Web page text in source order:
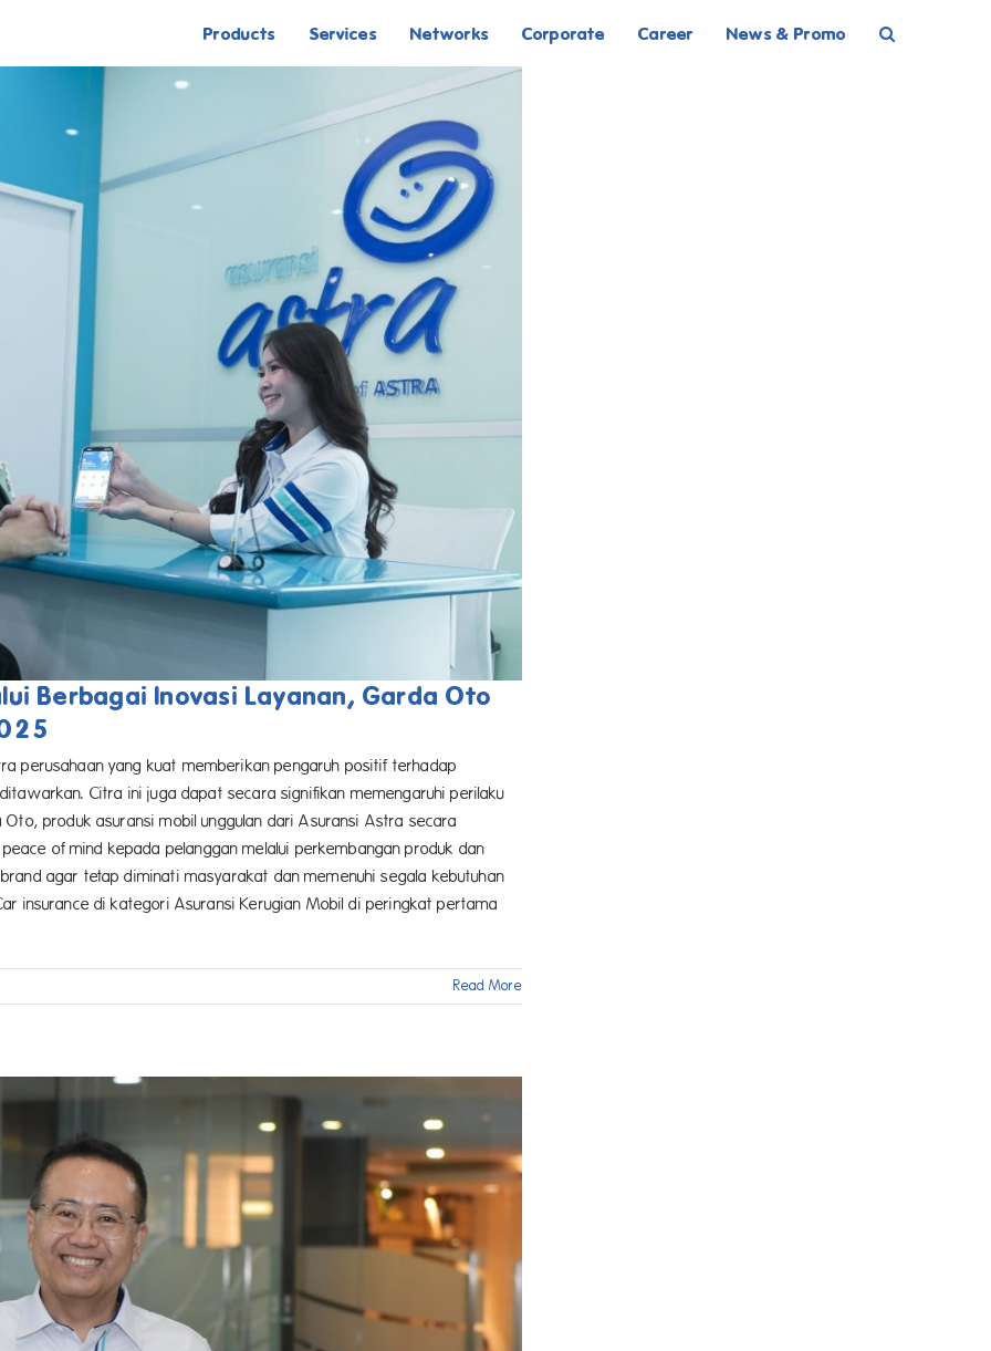
Products Services Networks Corporate Career News & Promo
Berbagai Inovasi Layanan, Garda Oto
perusahaan yang kuat memberikan pengaruh positif terhadap
Citra ini juga dapat secara signifikan memengaruhi perilaku
produk asuransi mobil unggulan dari Asuransi Astra secara
of mind kepada pelanggan melalui perkembangan produk dan
agar tetap diminati masyarakat dan memenuhi segala kebutuhan
insurance di kategori Asuransi Kerugian Mobil di peringkat pertama
Read More